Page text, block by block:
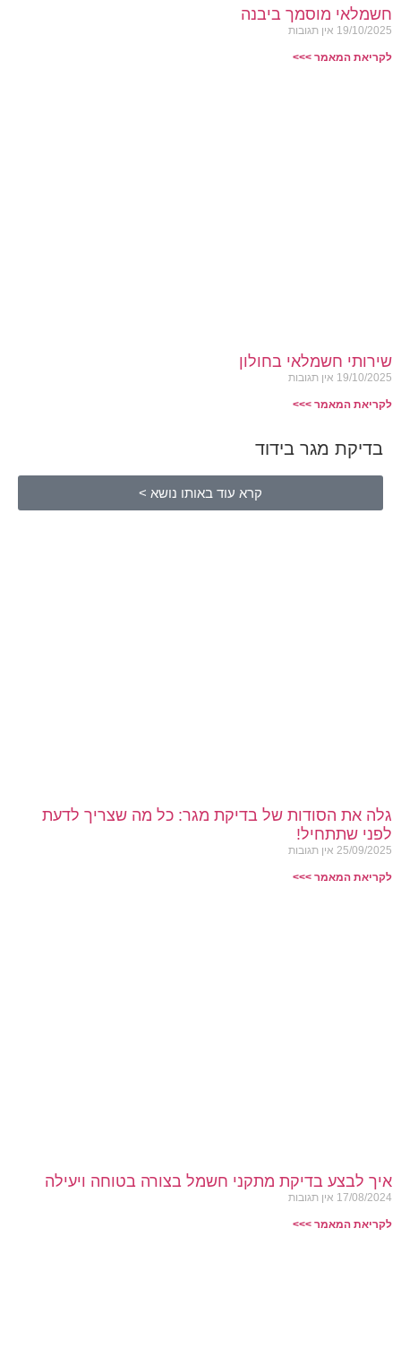
חשמלאי מוסמך ביבנה
19/10/2025 אין תגובות
לקריאת המאמר >>>
שירותי חשמלאי בחולון
19/10/2025 אין תגובות
לקריאת המאמר >>>
בדיקת מגר בידוד
קרא עוד באותו נושא >
גלה את הסודות של בדיקת מגר: כל מה שצריך לדעת
לפני שתתחיל!
25/09/2025 אין תגובות
לקריאת המאמר >>>
איך לבצע בדיקת מתקני חשמל בצורה בטוחה ויעילה
17/08/2024 אין תגובות
לקריאת המאמר >>>